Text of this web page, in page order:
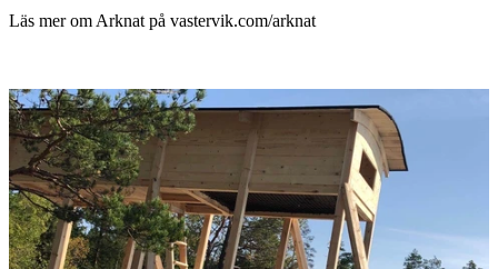
Läs mer om Arknat på vastervik.com/arknat
Bildspel
med
bilder